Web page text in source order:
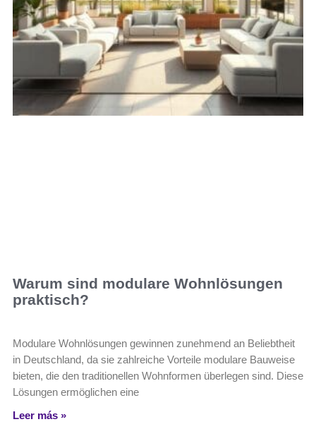
Warum sind modulare Wohnlösungen
praktisch?
Modulare Wohnlösungen gewinnen zunehmend an Beliebtheit
in Deutschland, da sie zahlreiche Vorteile modulare Bauweise
bieten, die den traditionellen Wohnformen überlegen sind. Diese
Lösungen ermöglichen eine
Leer más »